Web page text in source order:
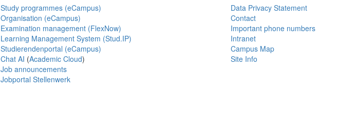
Study programmes (eCampus)
Organisation (eCampus)
Examination management (FlexNow)
Learning Management System (Stud.IP)
Studierendenportal (eCampus)
Chat AI (Academic Cloud)
Job announcements
Jobportal Stellenwerk
Data Privacy Statement
Contact
Important phone numbers
Intranet
Campus Map
Site Info